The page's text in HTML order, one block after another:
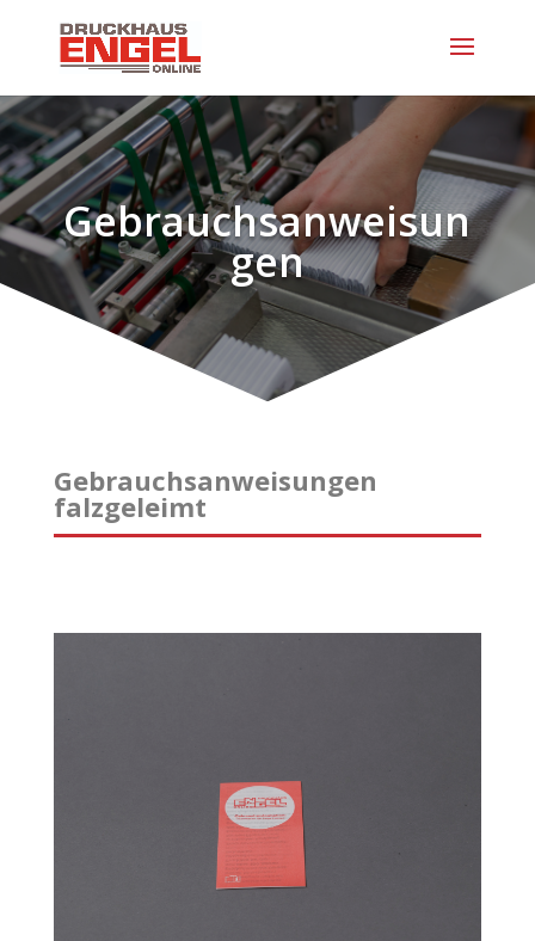
Gebrauchsanweisun
gen
Gebrauchsanweisungen
falzgeleimt